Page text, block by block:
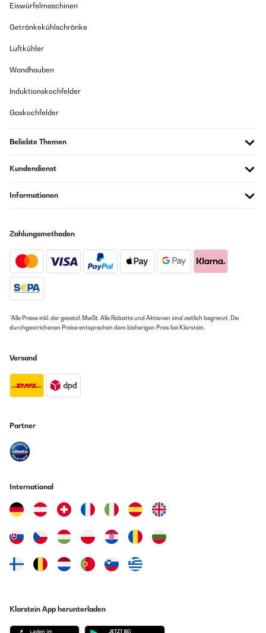
Eiswürfelmaschinen
Getränkekühlschränke
Luftkühler
Wandhauben
Induktionskochfelder
Gaskochfelder
Beliebte Themen
Kundendienst
Informationen
Zahlungsmethoden
*Alle Preise inkl. der gesetzl. MwSt. Alle Rabatte und Aktionen sind zeitlich begrenzt. Die
durchgestrichenen Preise entsprechen dem bisherigen Preis bei Klarstein.
Versand
Partner
International
Klarstein App herunterladen